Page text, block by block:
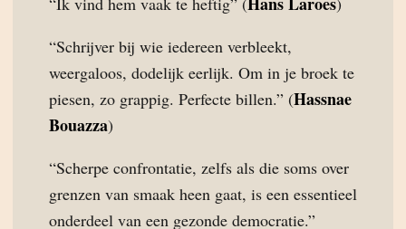
“Schrijver bij wie iedereen verbleekt,
weergaloos, dodelijk eerlijk. Om in je broek te
piesen, zo grappig. Perfecte billen.” (Hassnae
Bouazza)
“Scherpe confrontatie, zelfs als die soms over
grenzen van smaak heen gaat, is een essentieel
onderdeel van een gezonde democratie.”